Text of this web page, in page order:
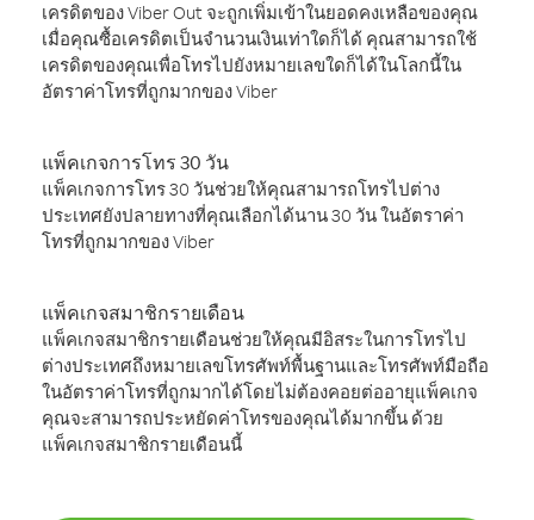
เครดิตของ Viber Out จะถูกเพิ่มเข้าในยอดคงเหลือของคุณ
เมื่อคุณซื้อเครดิตเป็นจำนวนเงินเท่าใดก็ได้ คุณสามารถใช้
เครดิตของคุณเพื่อโทรไปยังหมายเลขใดก็ได้ในโลกนี้ใน
อัตราค่าโทรที่ถูกมากของ Viber
แพ็คเกจการโทร 30 วัน
แพ็คเกจการโทร 30 วันช่วยให้คุณสามารถโทรไปต่าง
ประเทศยังปลายทางที่คุณเลือกได้นาน 30 วัน ในอัตราค่า
โทรที่ถูกมากของ Viber
แพ็คเกจสมาชิกรายเดือน
แพ็คเกจสมาชิกรายเดือนช่วยให้คุณมีอิสระในการโทรไป
ต่างประเทศถึงหมายเลขโทรศัพท์พื้นฐานและโทรศัพท์มือถือ
ในอัตราค่าโทรที่ถูกมากได้โดยไม่ต้องคอยต่ออายุแพ็คเกจ
คุณจะสามารถประหยัดค่าโทรของคุณได้มากขึ้น ด้วย
แพ็คเกจสมาชิกรายเดือนนี้